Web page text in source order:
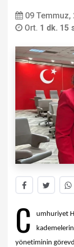
09 Temmuz,
Ort. 1 dk. 15
C
umhuriyet
yönetiminin